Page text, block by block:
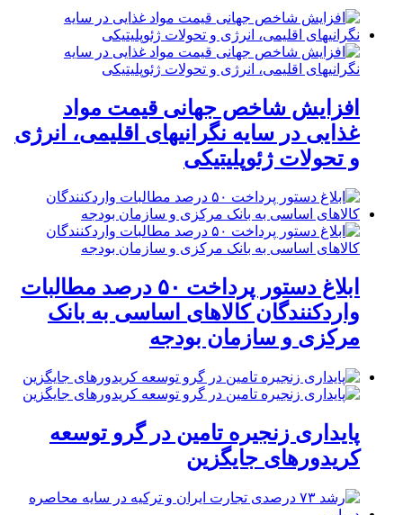
افزایش شاخص جهانی قیمت مواد
غذایی در سایه نگرانیهای اقلیمی، انرژی
و تحولات ژئوپلیتیکی
ابلاغ دستور پرداخت ۵۰ درصد مطالبات
واردکنندگان کالاهای اساسی به بانک
مرکزی و سازمان بودجه
پایداری زنجیره تامین در گرو توسعه
کریدورهای جایگزین